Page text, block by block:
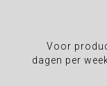
Voor
dagen per